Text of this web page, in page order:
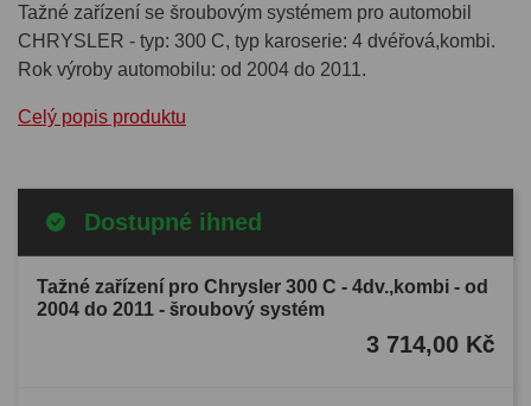
Tažné zařízení se šroubovým systémem pro automobil
CHRYSLER - typ: 300 C, typ karoserie: 4 dvéřová,kombi.
Rok výroby automobilu: od 2004 do 2011.
Celý popis produktu
Dostupné ihned
Tažné zařízení pro Chrysler 300 C - 4dv.,kombi - od
2004 do 2011 - šroubový systém
3 714,00 Kč